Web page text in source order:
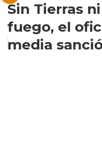
Sin Tierras
fuego, el
media